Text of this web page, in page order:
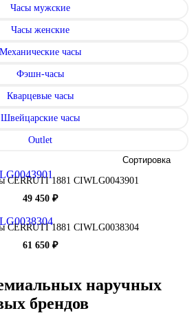
Часы мужские
Часы женские
Механические часы
Фэшн-часы
Кварцевые часы
Швейцарские часы
Outlet
Сортировка
CERRUTI 1881 CIWLG0043901
49 450 ₽
CERRUTI 1881 CIWLG0038304
61 650 ₽
наручных
брендов